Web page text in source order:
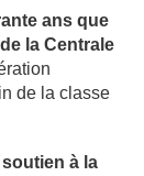
ans que
la Centrale
de la classe
à la